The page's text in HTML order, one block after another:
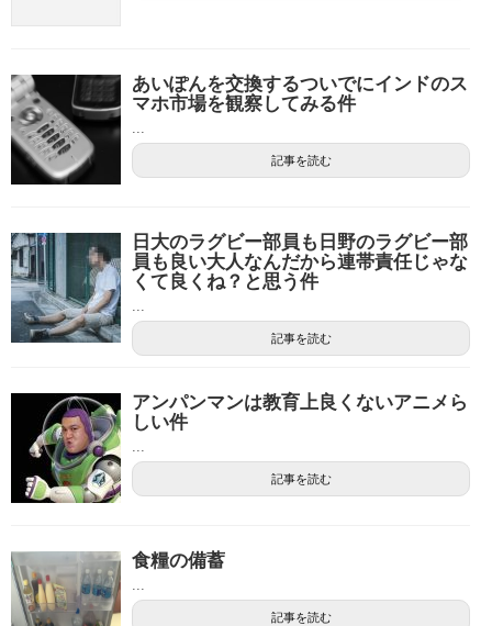
あいぽんを交換するついでにインドのス
マホ市場を観察してみる件
...
記事を読む
日大のラグビー部員も日野のラグビー部
員も良い大人なんだから連帯責任じゃな
くて良くね？と思う件
...
記事を読む
アンパンマンは教育上良くないアニメら
しい件
...
記事を読む
食糧の備蓄
...
記事を読む